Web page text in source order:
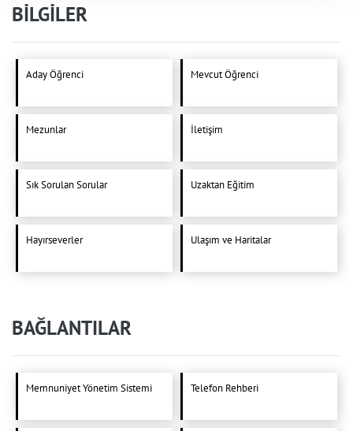
BİLGİLER
Aday Öğrenci Mevcut Öğrenci
Mezunlar İletişim
Sık Sorulan Sorular Uzaktan Eğitim
Hayırseverler Ulaşım ve Haritalar
BAĞLANTILAR
Memnuniyet Yönetim Sistemi Telefon Rehberi